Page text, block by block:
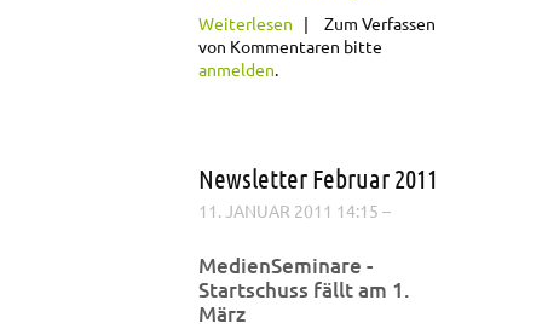
Weiterlesen über Newsletter
Februar 2011
Zum Verfassen
von Kommentaren bitte
anmelden.
Newsletter Februar 2011
11. JANUAR 2011 14:15 –
MedienSeminare -
Startschuss fällt am 1.
März